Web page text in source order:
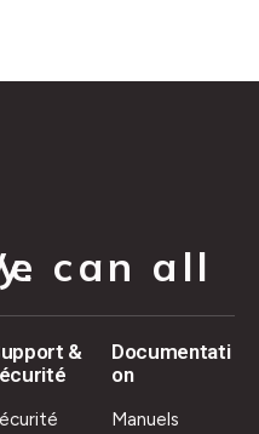
fly.
&
Documentati
on
Manuels